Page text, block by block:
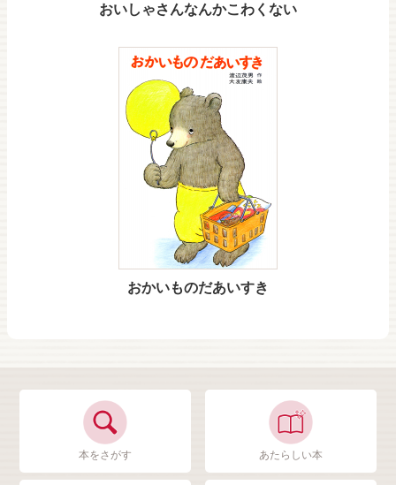
おいしゃさんなんかこわくない
おかいものだあいすき
本をさがす あたらしい本